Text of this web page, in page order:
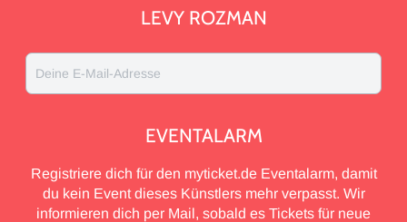
LEVY ROZMAN
Deine E-Mail-Adresse
EVENTALARM
Registriere dich für den myticket.de Eventalarm, damit
du kein Event dieses Künstlers mehr verpasst. Wir
informieren dich per Mail, sobald es Tickets für neue